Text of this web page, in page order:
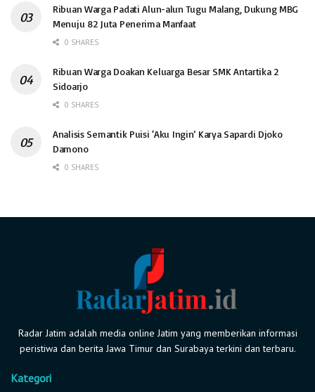
Ribuan Warga Padati Alun-alun Tugu Malang, Dukung MBG
Menuju 82 Juta Penerima Manfaat
0 SHARES
Ribuan Warga Doakan Keluarga Besar SMK Antartika 2
Sidoarjo
0 SHARES
Analisis Semantik Puisi ‘Aku Ingin’ Karya Sapardi Djoko
Damono
0 SHARES
Radar Jatim adalah media online Jatim yang memberikan informasi
peristiwa dan berita Jawa Timur dan Surabaya terkini dan terbaru.
Kategori